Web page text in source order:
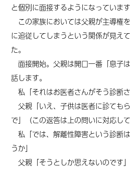
と個別に面接するようになっています
この家族においては父親が主導権
に追従してしまうという関係が見え
た。
面接開始。父親は開口一番「息子
話します。
私「それはお医者さんがそう診断
父親「いえ、子供は医者に診ても
で」
（この返答は 上の問いに対応し
私「では、解離性障害という診断
うか」
父親「そうとしか思えないのです」